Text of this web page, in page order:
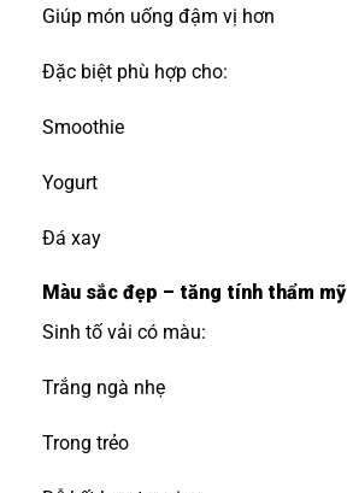
Giúp món uống đậm vị hơn
Đặc biệt phù hợp cho:
Smoothie
Yogurt
Đá xay
Màu sắc đẹp – tăng tính thẩm mỹ
Sinh tố vải có màu:
Trắng ngà nhẹ
Trong trẻo